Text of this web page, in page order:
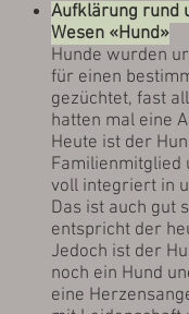
Aufklärung rund
Wesen «Hund»
Hunde wurden
für einen
gezüchtet, fast
hatten mal eine
Heute ist der
Familienmitglied
voll integriert in
Das ist auch gut
entspricht der
Jedoch ist der
noch ein Hund
eine